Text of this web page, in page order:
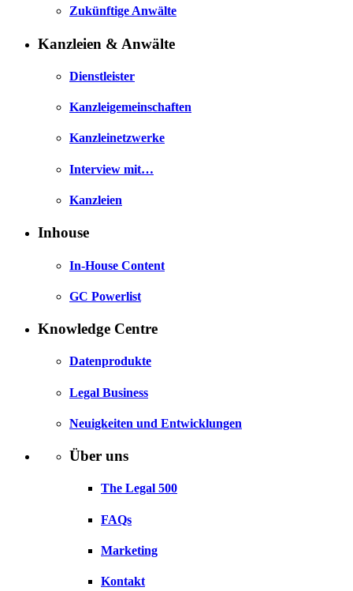
Zukünftige Anwälte
Kanzleien & Anwälte
Dienstleister
Kanzleigemeinschaften
Kanzleinetzwerke
Interview mit…
Kanzleien
Inhouse
In-House Content
GC Powerlist
Knowledge Centre
Datenprodukte
Legal Business
Neuigkeiten und Entwicklungen
Über uns
The Legal 500
FAQs
Marketing
Kontakt